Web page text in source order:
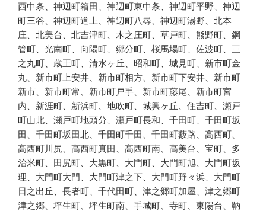
西中条、神辺町箱田、神辺町東中条、神辺町平野、神辺
町三谷、神辺町道上、神辺町八尋、神辺町湯野、北本
庄、北美台、北吉津町、木之庄町、草戸町、熊野町、鋼
管町、光南町、向陽町、郷分町、桜馬場町、佐波町、三
之丸町、蔵王町、清水ヶ丘、昭和町、城見町、新市町金
丸、新市町上安井、新市町相方、新市町下安井、新市町
新市、新市町常、新市町戸手、新市町藤尾、新市町宮
内、新涯町、新浜町、地吹町、城興ヶ丘、住吉町、瀬戸
町山北、瀬戸町地頭分、瀬戸町長和、千田町、千田町坂
田、千田町坂田北、千田町千田、千田町藪路、高西町、
高西町川尻、高西町真田、高西町南、高美台、宝町、多
治米町、田尻町、大黒町、大門町、大門町旭、大門町坂
理、大門町大門、大門町津之下、大門町野々浜、大門町
日之出丘、長者町、千代田町、津之郷町加屋、津之郷町
津之郷、坪生町、坪生町南、手城町、寺町、東陽台、鞆